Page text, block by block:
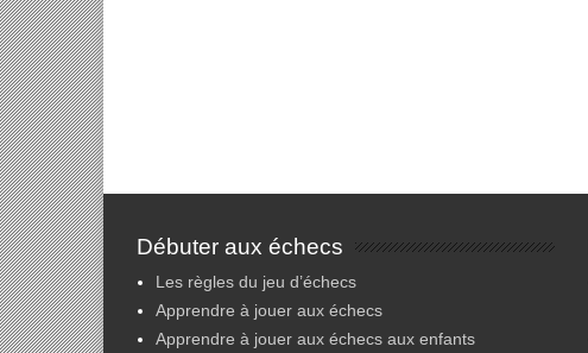
Débuter aux échecs
Les règles du jeu d’échecs
Apprendre à jouer aux échecs
Apprendre à jouer aux échecs aux enfants